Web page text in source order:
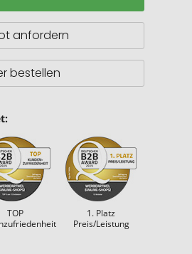
anfordern
bestellen
TOP
1. Platz
Preis/Leistung